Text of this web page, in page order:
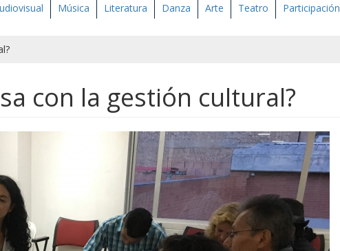
Música Literatura Danza Arte Teatro Participación
con la gestión cultural?